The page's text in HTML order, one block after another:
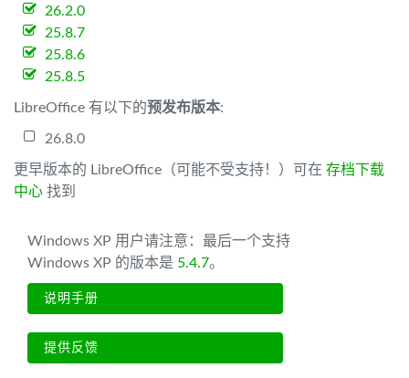
26.2.0
25.8.7
25.8.6
25.8.5
LibreOffice 有以下的预发布版本:
26.8.0
更早版本的 LibreOffice（可能不受支持！）可在 存档下载
中心 找到
Windows XP 用户请注意：最后一个支持
Windows XP 的版本是 5.4.7。
说明手册
提供反馈